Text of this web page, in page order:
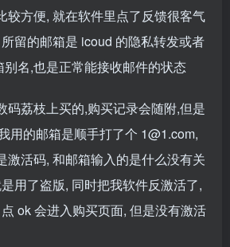
较方便, 就在软件里点了反馈很客气
留的邮箱是 icoud 的隐私转发或者
别名,也是正常能接收邮件的状态
码荔枝上买的,购买记录会随附,但是
用的邮箱是顺手打了个 1@1.com,
激活码, 和邮箱输入的是什么没有关
用了盗版, 同时把我软件反激活了,
ok 会进入购买页面, 但是没有激活